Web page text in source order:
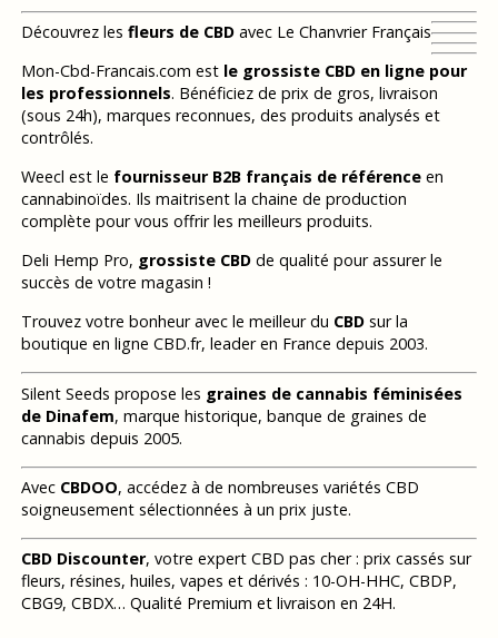
Découvrez les fleurs de CBDavec Le Chanvrier Français
Mon-Cbd-Francais.com est le grossiste CBD en ligne pour
les professionnels. Bénéficiez de prix de gros, livraison
(sous 24h), marques reconnues, des produits analysés et
contrôlés.
Weecl est le fournisseur B2B français de référenceen
cannabinoïdes. Ils maitrisent la chaine de production
complète pour vous offrir les meilleurs produits.
Deli Hemp Pro, grossiste CBDde qualité pour assurer le
succès de votre magasin !
Trouvez votre bonheur avec le meilleur du CBDsur la
boutique en ligne CBD.fr, leader en France depuis 2003.
Silent Seeds propose les graines de cannabis féminisées
de Dinafem, marque historique, banque de graines de
cannabis depuis 2005.
Avec CBDOO, accédez à de nombreuses variétés CBD
soigneusement sélectionnées à un prix juste.
CBD Discounter, votre expert CBD pas cher : prix cassés sur
fleurs, résines, huiles, vapes et dérivés : 10-OH-HHC, CBDP,
CBG9, CBDX… Qualité Premium et livraison en 24H.